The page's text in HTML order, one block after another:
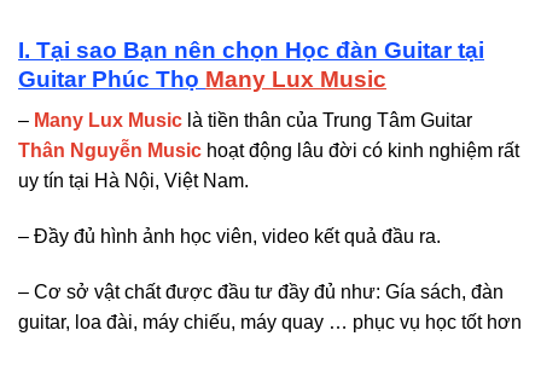
I. Tại sao Bạn nên chọn Học đàn Guitar tại
Guitar Phúc Thọ Many Lux Music
– Many Lux Music là tiền thân của Trung Tâm Guitar
Thân Nguyễn Music hoạt động lâu đời có kinh nghiệm rất
uy tín tại Hà Nội, Việt Nam.
– Đầy đủ hình ảnh học viên, video kết quả đầu ra.
– Cơ sở vật chất được đầu tư đầy đủ như: Gía sách, đàn
guitar, loa đài, máy chiếu, máy quay … phục vụ học tốt hơn